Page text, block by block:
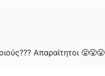
Απαραίτητοι 😤😤😤